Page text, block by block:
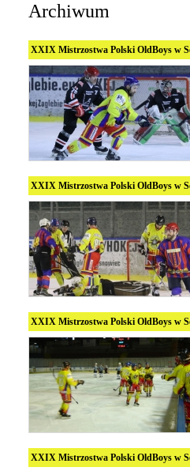
Archiwum
XXIX Mistrzostwa Polski OldBoys w
XXIX Mistrzostwa Polski OldBoys w
XXIX Mistrzostwa Polski OldBoys w
XXIX Mistrzostwa Polski OldBoys w